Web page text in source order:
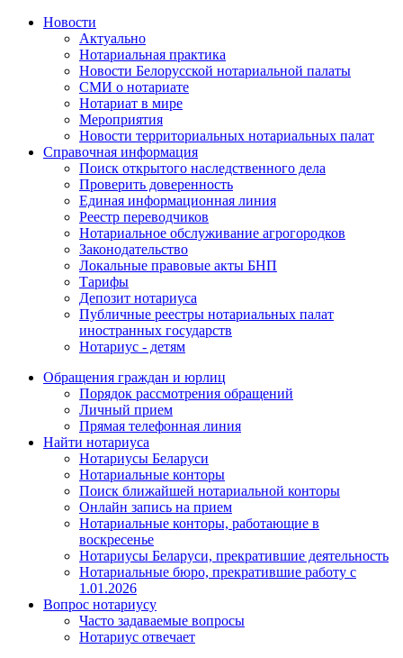
Новости
Актуально
Нотариальная практика
Новости Белорусской нотариальной палаты
СМИ о нотариате
Нотариат в мире
Мероприятия
Новости территориальных нотариальных палат
Справочная информация
Поиск открытого наследственного дела
Проверить доверенность
Единая информационная линия
Реестр переводчиков
Нотариальное обслуживание агрогородков
Законодательство
Локальные правовые акты БНП
Тарифы
Депозит нотариуса
Публичные реестры нотариальных палат
иностранных государств
Нотариус - детям
Обращения граждан и юрлиц
Порядок рассмотрения обращений
Личный прием
Прямая телефонная линия
Найти нотариуса
Нотариусы Беларуси
Нотариальные конторы
Поиск ближайшей нотариальной конторы
Онлайн запись на прием
Нотариальные конторы, работающие в
воскресенье
Нотариусы Беларуси, прекратившие деятельность
Нотариальные бюро, прекратившие работу с
1.01.2026
Вопрос нотариусу
Часто задаваемые вопросы
Нотариус отвечает